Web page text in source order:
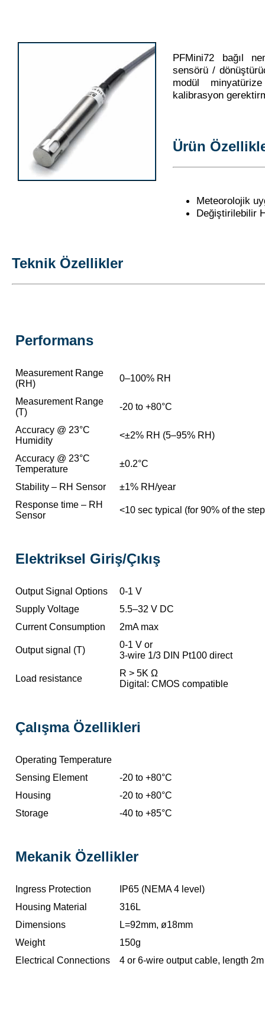
PFMini72 bağıl
sensörü /
modül
kalibrasyon
Ürün
Meteorolojik
Değiştirilebilir
Teknik Özellikler
Performans
Measurement Range
(RH)
0–100% RH
Measurement Range
(T)
-20 to +80°C
Accuracy @ 23°C
Humidity
<±2% RH (5–95% RH)
Accuracy @ 23°C
Temperature
±0.2°C
Stability – RH Sensor
±1% RH/year
Response time – RH
Sensor
<10 sec typical (for 90% of the
Elektriksel Giriş/Çıkış
Output Signal Options
0-1 V
Supply Voltage
5.5–32 V DC
Current Consumption
2mA max
Output signal (T)
0-1 V or
3-wire 1/3 DIN Pt100 direct
Load resistance
R > 5K Ω
Digital: CMOS compatible
Çalışma Özellikleri
Operating Temperature
Sensing Element
-20 to +80°C
Housing
-20 to +80°C
Storage
-40 to +85°C
Mekanik Özellikler
Ingress Protection
IP65 (NEMA 4 level)
Housing Material
316L
Dimensions
L=92mm, ø18mm
Weight
150g
Electrical Connections
4 or 6-wire output cable, length 2m